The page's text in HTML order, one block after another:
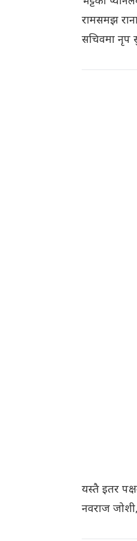
रामसमझ
सचिवमा नृप
यस्तै इतर
नवराज